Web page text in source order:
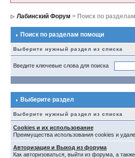
Лабинский Форум > Поиск по
Поиск по разделам помощи
Выберите нужный раздел из списка
Введите ключевые слова для поиска
Выберите раздел
Выберите нужный раздел из списка
Cookies и их использование
Преимущества использования cookies и
Авторизация и Выход из форума
Как авторизоваться, выйти из форума, а